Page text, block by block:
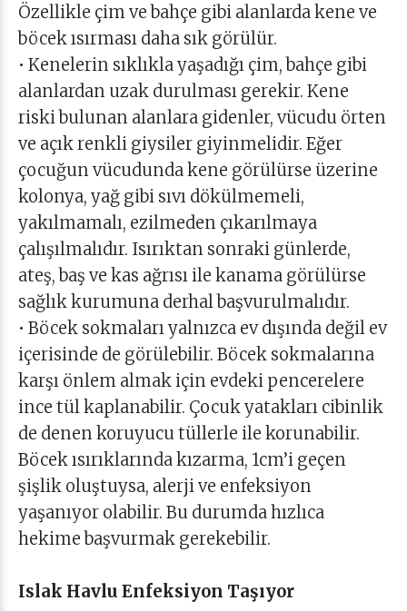
Özellikle çim ve bahçe gibi alanlarda kene ve
böcek ısırması daha sık görülür.
• Kenelerin sıklıkla yaşadığı çim, bahçe gibi
alanlardan uzak durulması gerekir. Kene
riski bulunan alanlara gidenler, vücudu örten
ve açık renkli giysiler giyinmelidir. Eğer
çocuğun vücudunda kene görülürse üzerine
kolonya, yağ gibi sıvı dökülmemeli,
yakılmamalı, ezilmeden çıkarılmaya
çalışılmalıdır. Isırıktan sonraki günlerde,
ateş, baş ve kas ağrısı ile kanama görülürse
sağlık kurumuna derhal başvurulmalıdır.
• Böcek sokmaları yalnızca ev dışında değil ev
içerisinde de görülebilir. Böcek sokmalarına
karşı önlem almak için evdeki pencerelere
ince tül kaplanabilir. Çocuk yatakları cibinlik
de denen koruyucu tüllerle ile korunabilir.
Böcek ısırıklarında kızarma, 1cm’i geçen
şişlik oluştuysa, alerji ve enfeksiyon
yaşanıyor olabilir. Bu durumda hızlıca
hekime başvurmak gerekebilir.
Islak Havlu Enfeksiyon Taşıyor